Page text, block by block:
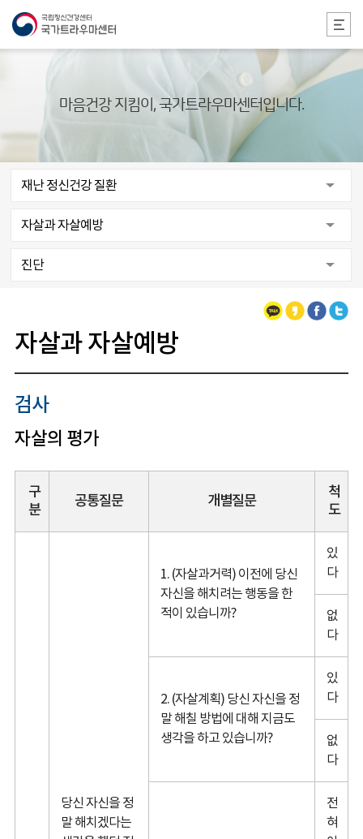
본문 바로가기
마음건강 지킴이, 국가트라우마센터입니다.
재난 정신건강 질환
자살과 자살예방
진단
카카오톡
카카오스토리
페이스북
트위터
자살과 자살예방
검사
자살의 평가
구
분
공통질문 개별질문
척
도
당신 자신을 정
말 해치겠다는
1. (자살과거력) 이전에 당신
자신을 해치려는 행동을 한
적이 있습니까?
있
다
없
다
2. (자살계획) 당신 자신을 정
말 해칠 방법에 대해 지금도
생각을 하고 있습니까?
있
다
없
다
전
혀